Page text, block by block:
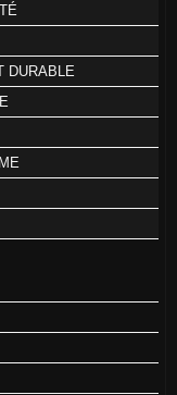
DURABLE